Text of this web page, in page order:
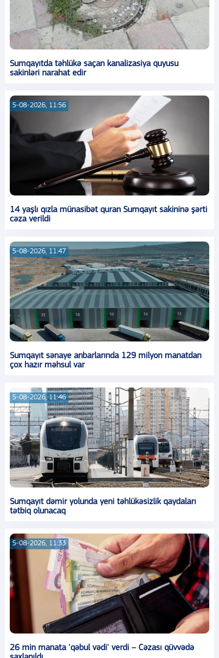
Sumqayıtda təhlükə saçan kanalizasiya quyusu
sakinləri narahat edir
5-08-2026, 11:56
14 yaşlı qızla münasibət quran Sumqayıt sakininə şərti
cəza verildi
5-08-2026, 11:47
Sumqayıt sənaye anbarlarında 129 milyon manatdan
çox hazır məhsul var
5-08-2026, 11:46
Sumqayıt dəmir yolunda yeni təhlükəsizlik qaydaları
tətbiq olunacaq
5-08-2026, 11:33
26 min manata 'qəbul vədi' verdi – Cəzası qüvvədə